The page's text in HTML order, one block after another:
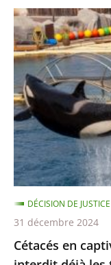
après
avant
Cétacés
en
captivité
la
législation
actuelle
interdit
déjà
les
transferts
de
cétacés
Cétacés en
DÉCISION DE JUSTICE
31 décembre 2024